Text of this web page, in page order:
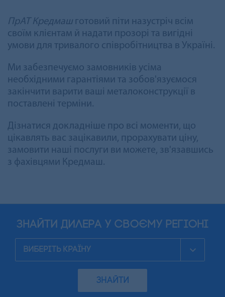
ПрАТ Кредмаш готовий піти назустріч всім
своїм клієнтам й надати прозорі та вигідні
умови для тривалого співробітництва в Україні.
Ми забезпечуємо замовників усіма
необхідними гарантіями та зобов'язуємося
закінчити варити ваші металоконструкції в
поставлені терміни.
Дізнатися докладніше про всі моменти, що
цікавлять вас зацікавили, прорахувати ціну,
замовити наші послуги ви можете, зв'язавшись
з фахівцями Кредмаш.
знайти дилера у своєму регіоні
ЗНАЙТИ